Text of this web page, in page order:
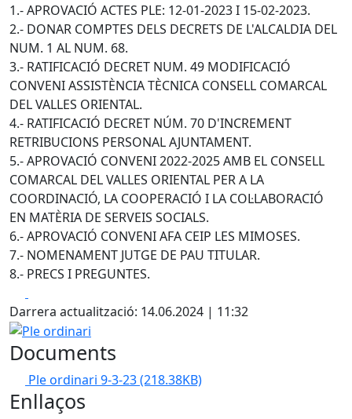
1.- APROVACIÓ ACTES PLE: 12-01-2023 I 15-02-2023.
2.- DONAR COMPTES DELS DECRETS DE L'ALCALDIA DEL
NUM. 1 AL NUM. 68.
3.- RATIFICACIÓ DECRET NUM. 49 MODIFICACIÓ
CONVENI ASSISTÈNCIA TÈCNICA CONSELL COMARCAL
DEL VALLES ORIENTAL.
4.- RATIFICACIÓ DECRET NÚM. 70 D'INCREMENT
RETRIBUCIONS PERSONAL AJUNTAMENT.
5.- APROVACIÓ CONVENI 2022-2025 AMB EL CONSELL
COMARCAL DEL VALLES ORIENTAL PER A LA
COORDINACIÓ, LA COOPERACIÓ I LA COL·LABORACIÓ
EN MATÈRIA DE SERVEIS SOCIALS.
6.- APROVACIÓ CONVENI AFA CEIP LES MIMOSES.
7.- NOMENAMENT JUTGE DE PAU TITULAR.
8.- PRECS I PREGUNTES.
Darrera actualització: 14.06.2024 | 11:32
Ple ordinari
Documents
Ple ordinari 9-3-23(218.38KB)
Enllaços